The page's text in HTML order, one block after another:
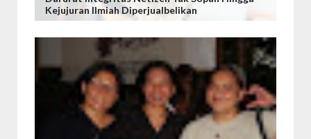
Kejujuran Ilmiah Diperjualbelikan